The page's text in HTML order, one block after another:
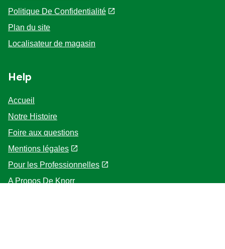
Politique De Confidentialité
Paramètres des cookies
Plan du site
Accueil
Notre Histoire
Foire aux questions
Mentions légales
Pour les Professionnelles